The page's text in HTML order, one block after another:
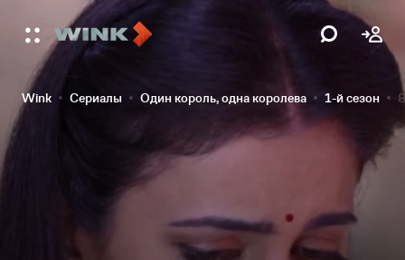
Wink Сериалы Один король, одна королева 1-й сезон